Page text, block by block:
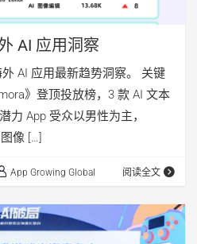
AI 应用洞察
AI 应用最新趋势洞察。 关键
》登顶投放榜，3 款 AI 文本
力 App 受众以男性为主，
像 […]
App Growing Global 阅读全文